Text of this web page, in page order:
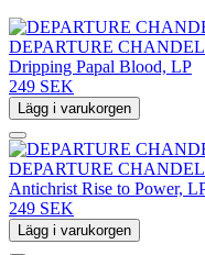
DEPARTURE
Dripping Papal Blood, LP
249 SEK
Lägg i varukorgen
DEPARTURE
Antichrist Rise to Power,
249 SEK
Lägg i varukorgen